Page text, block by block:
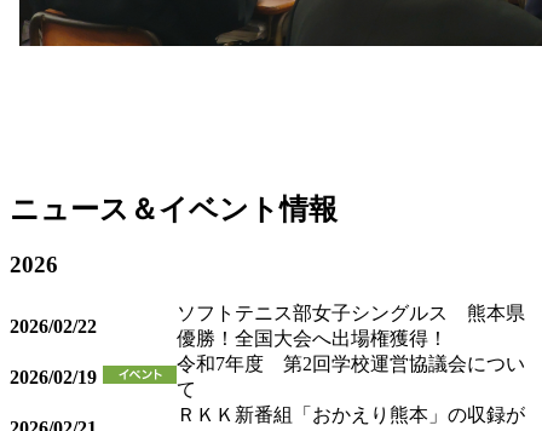
ニュース＆イベント情報
2026
2026/02/22
ソフトテニス部女子シングルス 熊本県
優勝！全国大会へ出場権獲得！
2026/02/19
令和7年度 第2回学校運営協議会につい
て
ＲＫＫ新番組「おかえり熊本」の収録が